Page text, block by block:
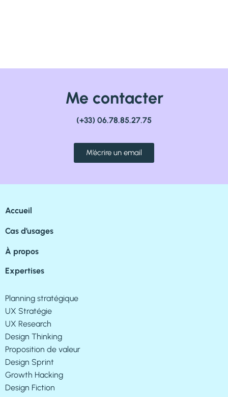
Me contacter
(+33) 06.78.85.27.75
M’écrire un email
Accueil
Cas d’usages
À propos
Expertises
Planning stratégique
UX Stratégie
UX Research
Design Thinking
Proposition de valeur
Design Sprint
Growth Hacking
Design Fiction